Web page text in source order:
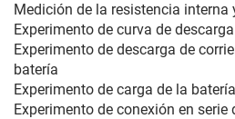
Medición de la resistencia
Experimento de curva de
Experimento de descarga de
batería
Experimento de carga de la batería
Experimento de conexión en serie